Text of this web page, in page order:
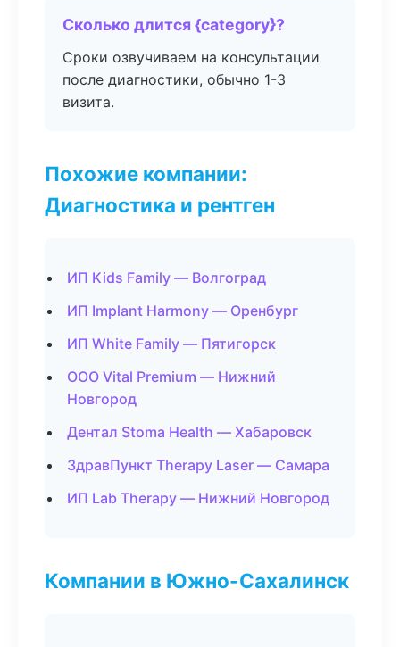
Сколько длится {category}?
Сроки озвучиваем на консультации
после диагностики, обычно 1-3
визита.
Похожие компании:
Диагностика и рентген
ИП Kids Family — Волгоград
ИП Implant Harmony — Оренбург
ИП White Family — Пятигорск
ООО Vital Premium — Нижний
Новгород
Дентал Stoma Health — Хабаровск
ЗдравПункт Therapy Laser — Самара
ИП Lab Therapy — Нижний Новгород
Компании в Южно-Сахалинск